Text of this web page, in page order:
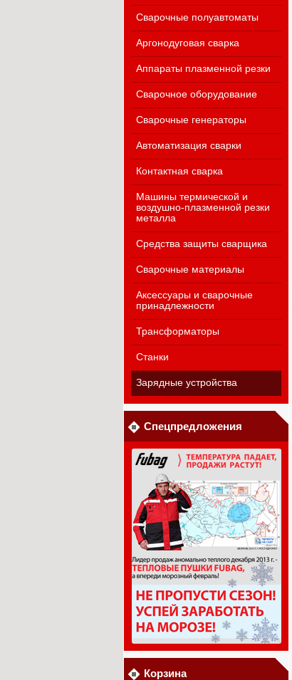
Сварочные полуавтоматы
Аргонодуговая сварка
Аппараты плазменной резки
Сварочное оборудование
Сварочные генераторы
Автоматизация сварки
Контактная сварка
Машины термической и
воздушно-плазменной резки
металла
Средства защиты сварщика
Сварочные материалы
Аксессуары и сварочные
принадлежности
Трансформаторы
Станки
Зарядные устройства
Спецпредложения
Корзина